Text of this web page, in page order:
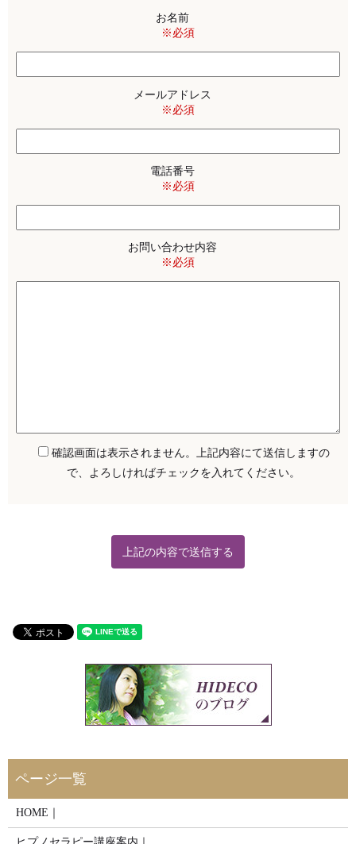
お名前
※必須
メールアドレス
※必須
電話番号
※必須
お問い合わせ内容
※必須
確認画面は表示されません。上記内容にて送信しますの
で、よろしければチェックを入れてください。
HOME｜